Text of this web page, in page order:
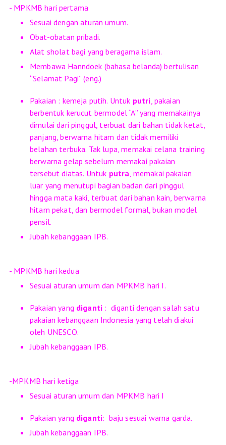
- MPKMB hari pertama
Sesuai dengan aturan umum.
Obat-obatan pribadi.
Alat sholat bagi yang beragama islam.
Membawa Hanndoek (bahasa belanda) bertulisan
“Selamat Pagi” (eng.)
Pakaian : kemeja putih. Untuk putri , pakaian
berbentuk kerucut bermodel “A” yang memakainya
dimulai dari pinggul, terbuat dari bahan tidak ketat,
panjang, berwarna hitam dan tidak memiliki
belahan terbuka. Tak lupa, memakai celana training
berwarna gelap sebelum memakai pakaian
tersebut diatas. Untuk putra , memakai pakaian
luar yang menutupi bagian badan dari pinggul
hingga mata kaki, terbuat dari bahan kain, berwarna
hitam pekat, dan bermodel formal, bukan model
pensil.
Jubah kebanggaan IPB.
- MPKMB hari kedua
Sesuai aturan umum dan MPKMB hari I.
Pakaian yang diganti : diganti dengan salah satu
pakaian kebanggaan Indonesia yang telah diakui
oleh UNESCO.
Jubah kebanggaan IPB.
-MPKMB hari ketiga
Sesuai aturan umum dan MPKMB hari I
Pakaian yang diganti: baju sesuai warna garda.
Jubah kebanggaan IPB.